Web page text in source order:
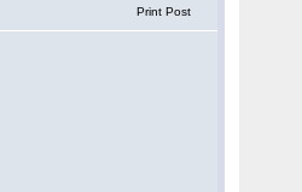
Print Post